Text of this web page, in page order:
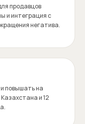
продавцов
и интеграция с
негатива.
повышать на
и 12